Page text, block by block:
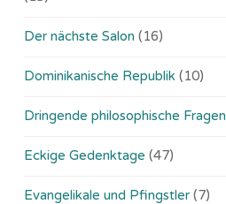
Der nächste Salon (16)
Dominikanische Republik (10)
Dringende philosophische Fragen
Eckige Gedenktage (47)
Evangelikale und Pfingstler (7)